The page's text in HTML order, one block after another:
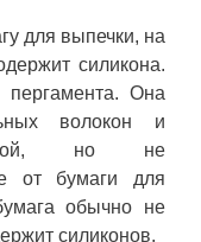
для выпечки, на
силикона.
Она
волокон и
но не
от бумаги для
обычно не
силиконов.